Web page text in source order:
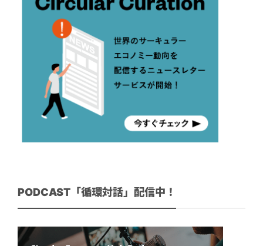
PODCAST「循環対話」配信中！